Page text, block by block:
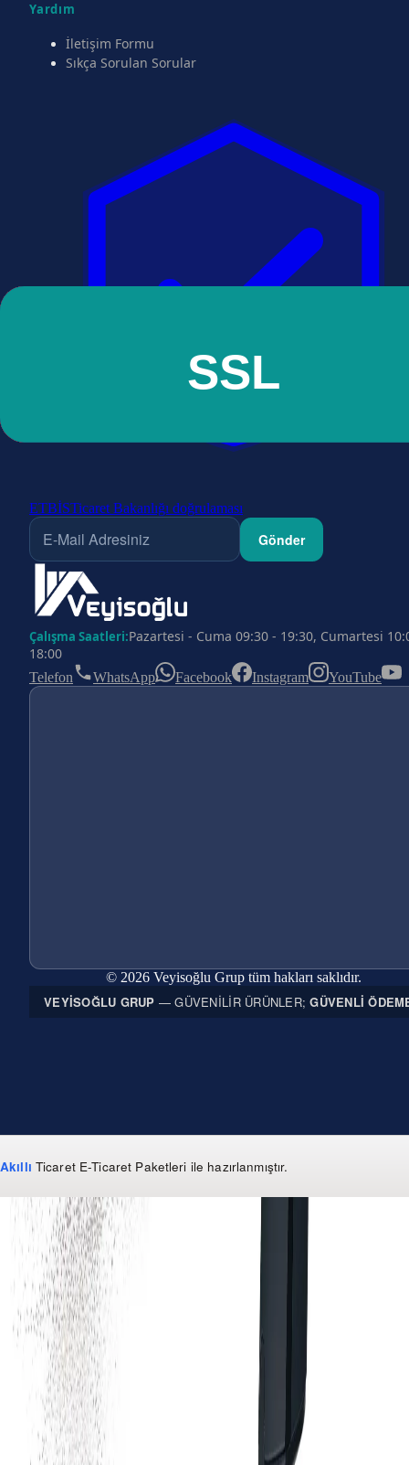
Yardım
İletişim Formu
Sıkça Sorulan Sorular
ETBİSTicaret Bakanlığı doğrulaması
Gönder
Çalışma Saatleri:Pazartesi - Cuma 09:30 - 19:30, Cumartesi
18:00
Telefon WhatsApp Facebook Instagram YouTube
© 2026 Veyisoğlu Grup tüm hakları saklıdır.
VEYISOĞLU GRUP — GÜVENILIR ÜRÜNLER;GÜVENLI
Akıllı Ticaret E-Ticaret Paketleri ile hazırlanmıştır.
WhatsApp
0 850 303 99 73